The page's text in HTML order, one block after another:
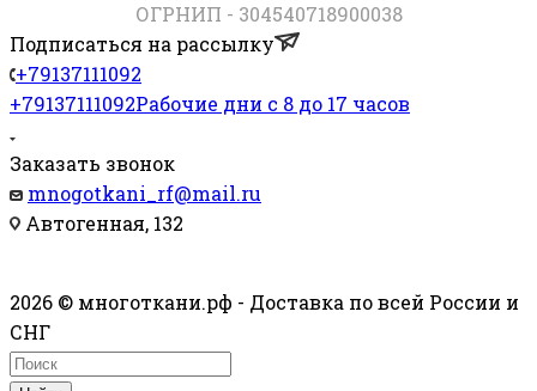
ОГРНИП - 304540718900038
Подписаться на рассылку
+79137111092
+79137111092Рабочие дни с 8 до 17 часов
Заказать звонок
mnogotkani_rf@mail.ru
Автогенная, 132
2026 © многоткани.рф - Доставка по всей России и
СНГ